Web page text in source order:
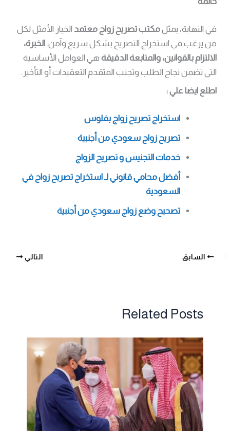
في النهاية، يمثلمكتب تصريح زواج معتمد الخيار الأمثل لكل
من يرغب في استخراج التصريح بشكل سريع وآمن.الخبرة،
الالتزام بالقوانين، والمتابعة الدقيقة هي العوامل الأساسية
التي تضمن نجاح الطلب وتجنب المتقدم التعقيدات أو التأخير.
اطلع ايضا علي :
استخراج تصريح زواج بفلوس
تصريح زواج سعودي من أجنبية
خدمات التجنيس و تصريح الزواج
أفضل محامي قانوني لـ استخراج تصريح زواج في
السعودية
تصحيح وضع زواج سعودي من أجنبية
السابق التالي
Related Posts